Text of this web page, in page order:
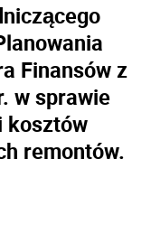
Finansów z
w sprawie
kosztów
remontów.